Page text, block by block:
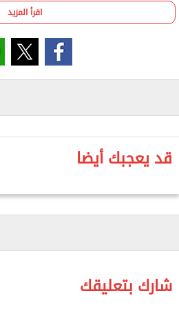
وبحسب التقرير، تلقى لاعبو
طارئة على هواتفهم المحمولة
عواصف رعدية شديدة، مع
سرعتها إلى 80 ميلًا في الساعة.
وأشارت الصحيفة إلى أن
مستوى "مراقبة إعصار" في
كانساس، حيث يقيم أفراد البعثة،
أشد خطورة في مقاطعة جاكسون
المنتخب أول حصة تدريبية له
وأضاف التقرير أن إعصارًا تم رصده
أنه لم يصل إلى مدينة كانساس
اقرأ المزيد
قد يعجبك أيضا
شارك بتعليقك